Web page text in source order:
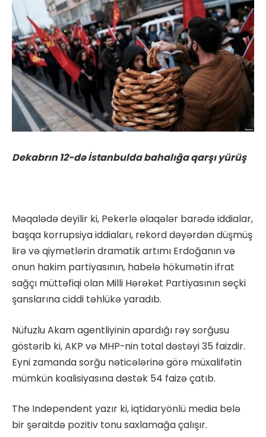
Dekabrın 12-də İstanbulda bahalığa qarşı yürüş
Məqalədə deyilir ki, Pekerlə əlaqələr barədə iddialar,
başqa korrupsiya iddiaları, rekord dəyərdən düşmüş
lirə və qiymətlərin dramatik artımı Erdoğanın və
onun hakim partiyasının, habelə hökumətin ifrat
sağçı müttəfiqi olan Milli Hərəkət Partiyasının seçki
şanslarına ciddi təhlükə yaradıb.
Nüfuzlu Akam agentliyinin apardığı rəy sorğusu
göstərib ki, AKP və MHP-nin total dəstəyi 35 faizdir.
Eyni zamanda sorğu nəticələrinə görə müxalifətin
mümkün koalisiyasına dəstək 54 faizə çatıb.
The Independent yazır ki, iqtidaryönlü media belə
bir şəraitdə pozitiv tonu saxlamağa çalışır.